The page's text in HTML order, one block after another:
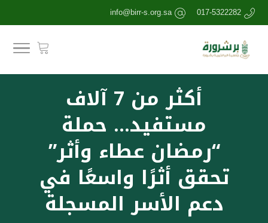
017-5322282
info@birr-s.org.sa
أكثر من 7 آلاف
مستفيد… حملة
“رمضان عطاء وأثر”
تحقق أثرًا واسعًا في
دعم الأسر المسجلة